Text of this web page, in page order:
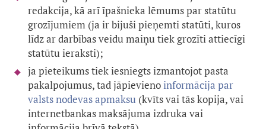
redakcija, kā arī īpašnieka lēmums par statūtu
grozījumiem (ja ir bijuši pieņemti statūti, kuros
līdz ar darbības veidu maiņu tiek grozīti attiecīgi
statūtu ieraksti);
ja pieteikums tiek iesniegts izmantojot pasta
pakalpojumus, tad jāpievienoinformācija par
valsts nodevas apmaksu (kvīts vai tās kopija, vai
internetbankas maksājuma izdruka vai